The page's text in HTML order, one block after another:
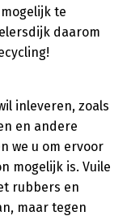
te
daarom
inleveren, zoals
en andere
we u om ervoor
mogelijk is. Vuile
rubbers en
maar tegen